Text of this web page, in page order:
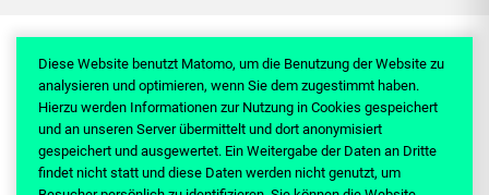
Diese Website benutzt Matomo, um die Benutzung der Website zu
analysieren und optimieren, wenn Sie dem zugestimmt haben.
Hierzu werden Informationen zur Nutzung in Cookies gespeichert
und an unseren Server übermittelt und dort anonymisiert
gespeichert und ausgewertet. Ein Weitergabe der Daten an Dritte
findet nicht statt und diese Daten werden nicht genutzt, um
THEMEN WIKI WISSEN SERVICE